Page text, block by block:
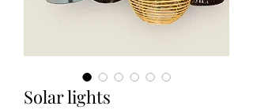
Solar lights